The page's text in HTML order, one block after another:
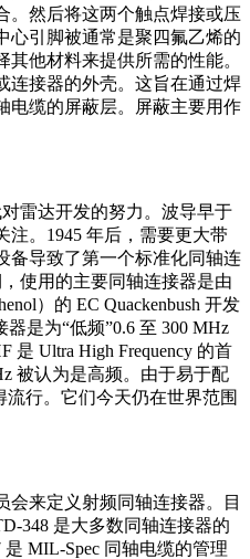
。然后将这两个触点焊接或压
心引脚被通常是聚四氟乙烯的
他材料来提供所需的性能。
连接器的外壳。这旨在通过焊
电缆的屏蔽层。屏蔽主要用作
雷达开发的努力。波导早于
注。1945 年后，需要更大带
备导致了第一个标准化同轴连
使用的主要同轴连接器是由
）的 EC Quackenbush 开发
是为“低频”0.6 至 300 MHz
是 Ultra High Frequency 的首
被认为是高频。由于易于配
行。它们今天仍在世界范围
会来定义射频同轴连接器。目
348 是大多数同轴连接器的
MIL-Spec 同轴电缆的管理